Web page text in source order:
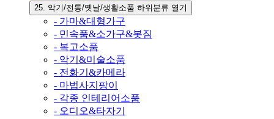
25. 악기/전통/옛날/생활소품 하위분류 열기
- 가마&대형가구
- 민속품&소가구&봇짐
- 복고소품
- 악기&미술소품
- 전화기&카메라
- 마법사지팡이
- 각종 인테리어소품
- 오디오&타자기